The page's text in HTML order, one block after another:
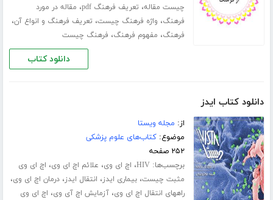
چیست مقاله، تعریف فرهنگ pdf ، مقاله در مورد
فرهنگ، واژه فرهنگ چیست، تعریف فرهنگ و انواع آن،
فرهنگ، مفهوم فرهنگ، فرهنگ چیست
دانلود کتاب
دانلود کتاب ایدز
از: مجله ویستا
موضوع:کتاب‌های علوم پزشکی
۲۵۲ صفحه
برچسب‌ها:HIV، اچ ای وی، علائم اچ ای وی، اچ ای وی
مثبت چیست،بیماری ایدز، انتقال ایدز،درمان اچ ای وی،
راههای انتقال اچ ای وی،آزمایش اچ آی وی، اچ ای وی